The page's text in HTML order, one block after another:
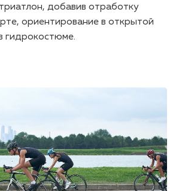
добавив отработку
ориентирование в открытой
гидрокостюме.